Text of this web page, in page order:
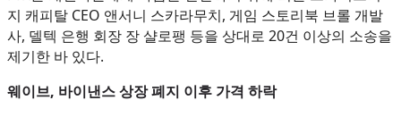
지 캐피탈 CEO 앤서니 스카라무치, 게임 스토리북 브롤 개발
사, 델텍 은행 회장 장 샬로팽 등을 상대로 20건 이상의 소송을
제기한 바 있다.
웨이브, 바이낸스 상장 폐지 이후 가격 하락